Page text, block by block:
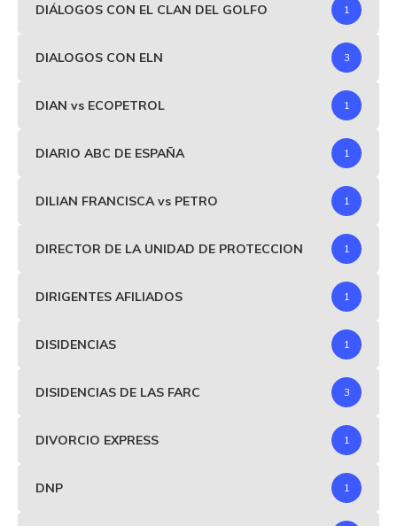
DIÁLOGOS CON EL CLAN DEL GOLFO 1
DIALOGOS CON ELN 3
DIAN vs ECOPETROL 1
DIARIO ABC DE ESPAÑA 1
DILIAN FRANCISCA vs PETRO 1
DIRECTOR DE LA UNIDAD DE PROTECCION 1
DIRIGENTES AFILIADOS 1
DISIDENCIAS 1
DISIDENCIAS DE LAS FARC 3
DIVORCIO EXPRESS 1
DNP 1